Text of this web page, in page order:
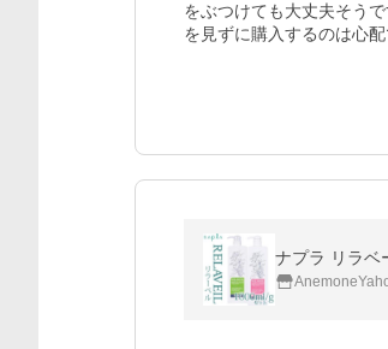
をぶつけても大丈夫そう
を見ずに購入するのは心
ナプラ リラベ